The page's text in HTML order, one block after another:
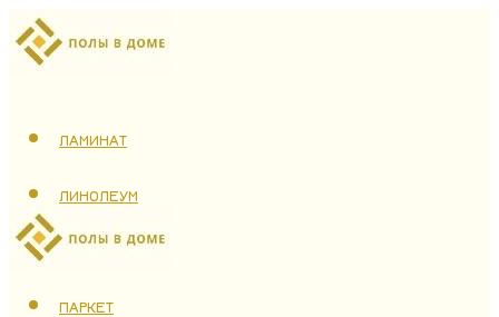
ЛАМИНАТ
ЛИНОЛЕУМ
ТЕПЛЫЙ ПОЛ
ПАРКЕТ